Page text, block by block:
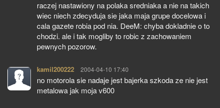
raczej nastawiony na polaka sredniaka a nie na takich
wiec niech zdecyduja sie jaka maja grupe docelowa i
cala gazete robia pod nia. DeeM: chyba dokladnie o to
chodzi. ale i tak mogliby to robic z zachowaniem
pewnych pozorow.
kamil200222 pisze:
2004-04-10 17:40
no motorola sie nadaje jest bajerka szkoda ze nie jest
metalowa jak moja v600